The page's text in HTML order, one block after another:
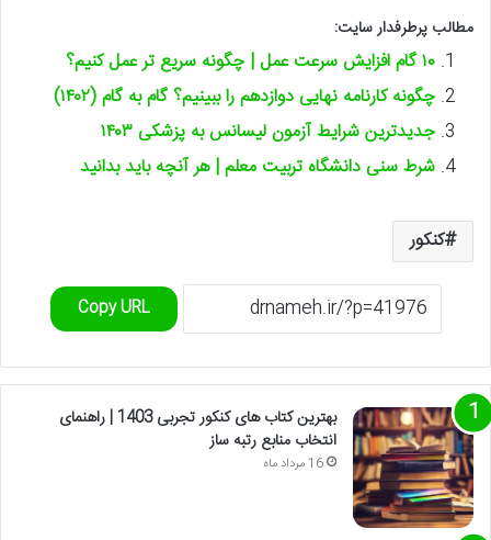
مطالب پرطرفدار سایت:
۱۰ گام افزایش سرعت عمل | چگونه سریع تر عمل کنیم؟
چگونه کارنامه نهایی دوازدهم را ببینیم؟ گام به گام (۱۴۰۲)
جدیدترین شرایط آزمون لیسانس به پزشکی ۱۴۰۳
شرط سنی دانشگاه تربیت معلم | هر آنچه باید بدانید
کنکور
Copy URL
بهترین کتاب های کنکور تجربی 1403 | راهنمای
انتخاب منابع رتبه ساز
16 مرداد ماه